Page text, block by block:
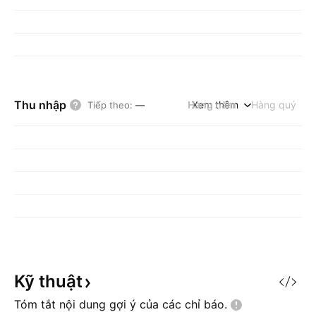
Thu nhập Tiếp theo: — Hàng năm Hàng quý
Xem thêm
Kỹ thuật
Tóm tắt nội dung gợi ý của các chỉ báo.